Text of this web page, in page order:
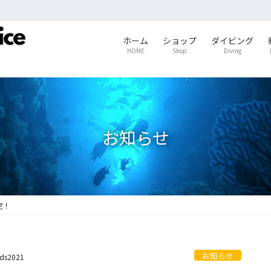
ホーム
HOME
ショップ
Shop
ダイビング
Diving
お知らせ
お知らせ